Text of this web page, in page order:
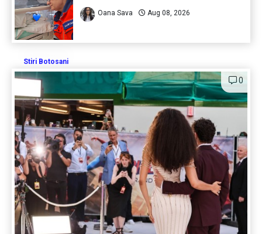
Oana Sava Aug 08, 2026
Stiri Botosani
0